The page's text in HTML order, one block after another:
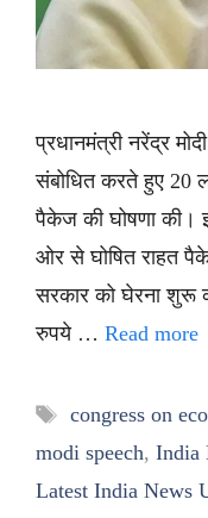
प्रधानमंत्री नरेंद्र
संबोधित करते हुए 20
पैकेज की घोषणा की।
ओर से घोषित राहत
सरकार को घेरना शुरू
रुपये … Read more
Tags
congress on
modi speech, India
Latest India News